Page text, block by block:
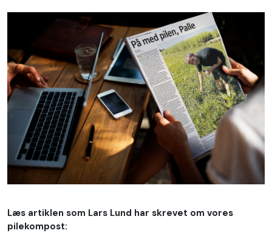
Læs artiklen som Lars Lund har skrevet om vores
pilekompost: